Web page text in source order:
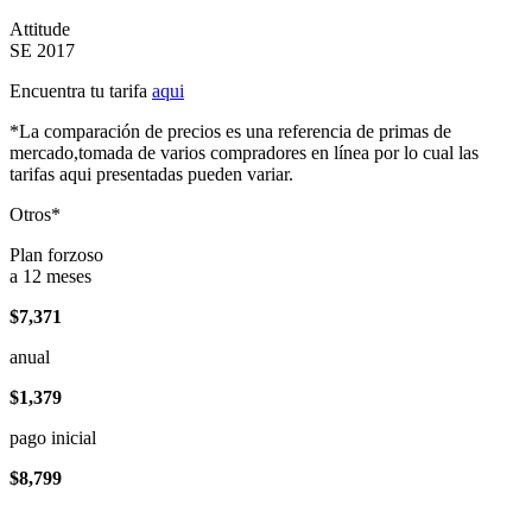
Attitude
SE 2017
Encuentra tu tarifa aqui
*La comparación de precios es una referencia de primas de
mercado,tomada de varios compradores en línea por lo cual las
tarifas aqui presentadas pueden variar.
Otros*
Plan forzoso
a 12 meses
$7,371
anual
$1,379
pago inicial
$8,799